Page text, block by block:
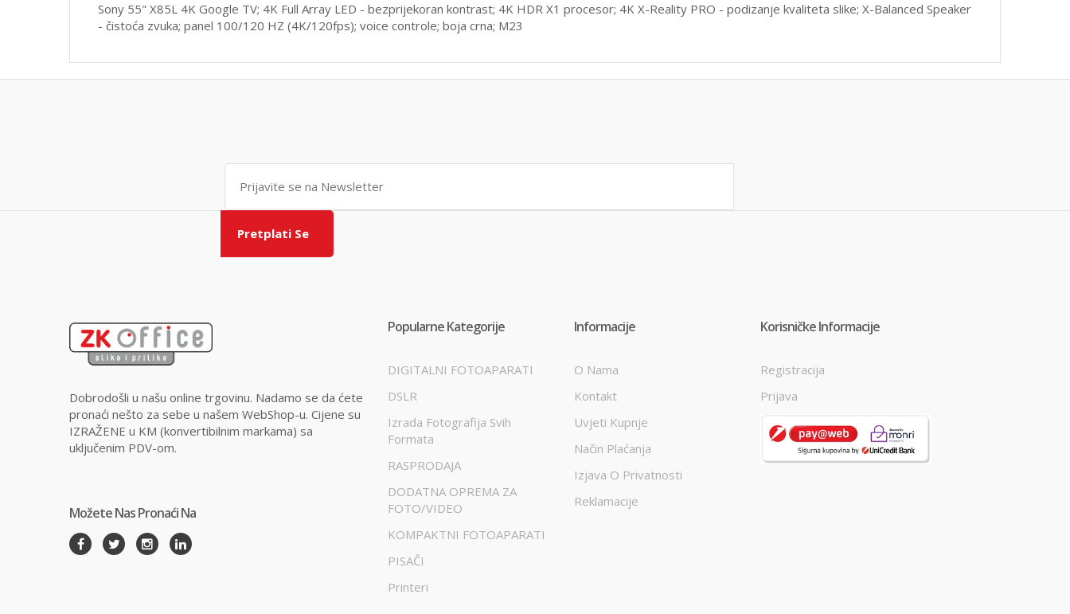
Sony 55" X85L 4K Google TV; 4K Full Array LED - bezprijekoran kontrast; 4K HDR X1 procesor; 4K X-Reality PRO - podizanje kvaliteta slike; X-Balanced Speaker
- čistoća zvuka; panel 100/120 HZ (4K/120fps); voice controle; boja crna; M23
Pretplati Se
Dobrodošli u našu online trgovinu. Nadamo se da ćete
pronaći nešto za sebe u našem WebShop-u. Cijene su
IZRAŽENE u KM (konvertibilnim markama) sa
uključenim PDV-om.
Možete Nas Pronaći Na
Popularne Kategorije
DIGITALNI FOTOAPARATI
DSLR
Izrada Fotografija Svih
Formata
RASPRODAJA
DODATNA OPREMA ZA
FOTO/VIDEO
KOMPAKTNI FOTOAPARATI
PISAČI
Printeri
Informacije
O Nama
Kontakt
Uvjeti Kupnje
Način Plaćanja
Izjava O Privatnosti
Reklamacije
Korisničke Informacije
Registracija
Prijava